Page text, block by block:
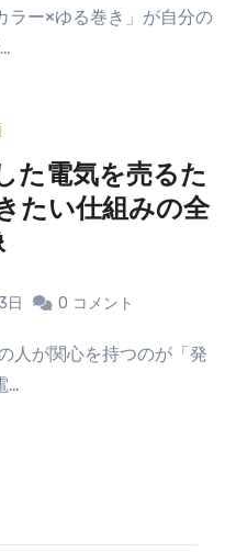
た電気を売るた
たい仕組みの全
日 0 コメント
…